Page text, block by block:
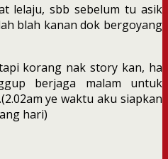
lelaju, sbb sebelum tu asik
blah kanan dok bergoyang
korang nak story kan, ha
berjaga malam untuk
ye waktu aku siapkan
hari)